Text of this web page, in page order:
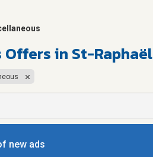
Offers in St-Raphaël
new ads